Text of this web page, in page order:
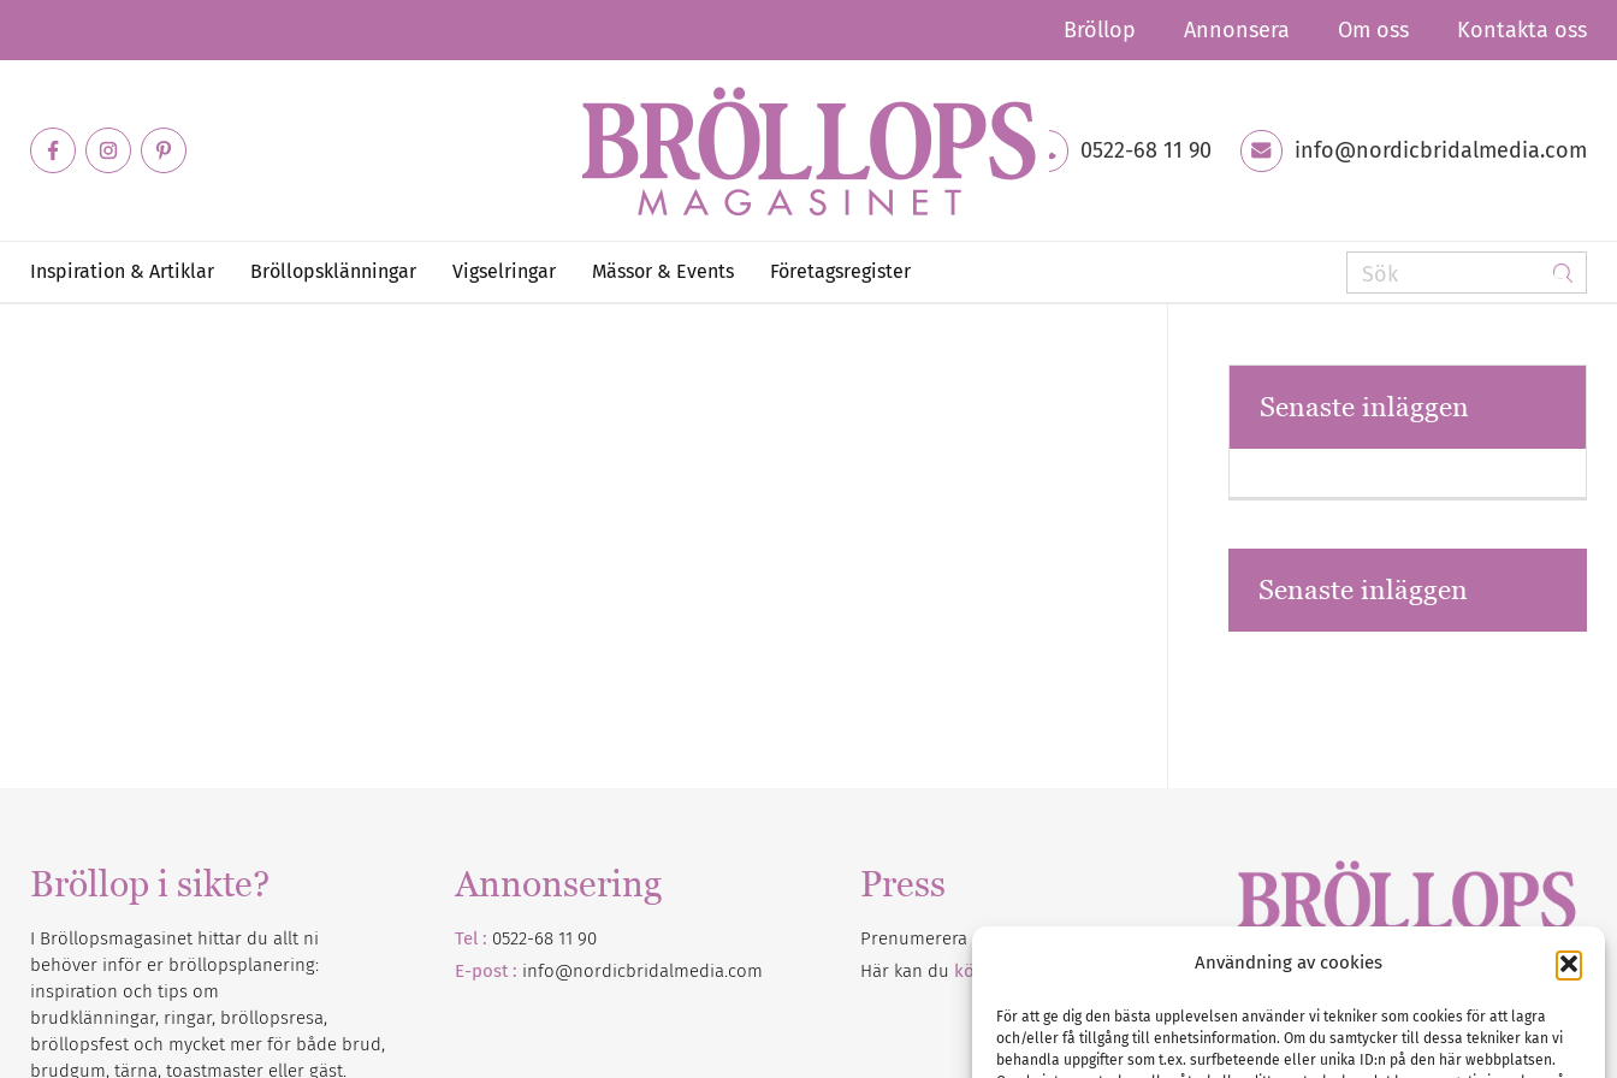
Användning av cookies
För att ge dig den bästa upplevelsen använder vi tekniker som cookies för att lagra
och/eller få tillgång till enhetsinformation. Om du samtycker till dessa tekniker kan vi
behandla uppgifter som t.ex. surfbeteende eller unika ID:n på den här webbplatsen.
Bröllop Annonsera Om oss Kontakta oss
0522-68 11 90 info@nordicbridalmedia.com
Inspiration & Artiklar Bröllopsklänningar Vigselringar Mässor & Events Företagsregister
Senaste inläggen
Senaste inläggen
Bröllop i sikte?
I Bröllopsmagasinet hittar du allt ni
behöver inför er bröllopsplanering:
inspiration och tips om
brudklänningar, ringar, bröllopsresa,
bröllopsfest och mycket mer för både brud,
brudgum, tärna, toastmaster eller gäst.
Annonsering
Tel : 0522-68 11 90
E-post : info@nordicbridalmedia.com
Press
Prenumerera på vårt
Här kan du köpa Bröllopsmagasinet
Tel :0522-68 11 90
E-post:info@nordicbridalmedia.com